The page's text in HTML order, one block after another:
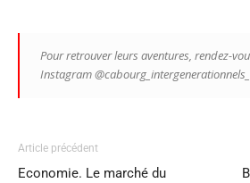
Pour retrouver leurs aventures, rendez-
Instagram @cabourg_intergenerationnels_
Article précédent
Economie. Le marché du